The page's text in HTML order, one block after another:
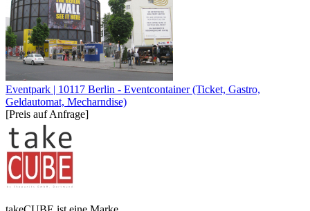
Eventpark | 10117 Berlin - Eventcontainer (Ticket, Gastro,
Geldautomat, Mecharndise)
[Preis auf Anfrage]